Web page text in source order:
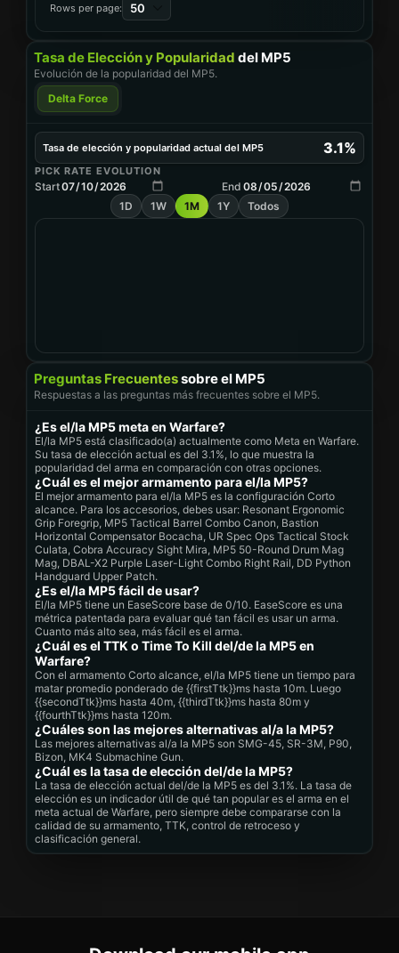
Rows per page: 50
Tasa de Elección y Popularidad del MP5
Evolución de la popularidad del MP5.
Delta Force
Tasa de elección y popularidad actual del MP5 3.1%
PICK RATE EVOLUTION
Start
End
1D
1W 1M 1Y Todos
Preguntas Frecuentessobre el MP5
Respuestas a las preguntas más frecuentes sobre el MP5.
¿Es el/la MP5 meta en Warfare?
El/la MP5 está clasificado(a) actualmente como Meta en Warfare.
Su tasa de elección actual es del 3.1%, lo que muestra la
popularidad del arma en comparación con otras opciones.
¿Cuál es el mejor armamento para el/la MP5?
El mejor armamento para el/la MP5 es la configuración Corto
alcance. Para los accesorios, debes usar: Resonant Ergonomic
Grip Foregrip, MP5 Tactical Barrel Combo Canon, Bastion
Horizontal Compensator Bocacha, UR Spec Ops Tactical Stock
Culata, Cobra Accuracy Sight Mira, MP5 50-Round Drum Mag
Mag, DBAL-X2 Purple Laser-Light Combo Right Rail, DD Python
Handguard Upper Patch.
¿Es el/la MP5 fácil de usar?
El/la MP5 tiene un EaseScore base de 0/10. EaseScore es una
métrica patentada para evaluar qué tan fácil es usar un arma.
Cuanto más alto sea, más fácil es el arma.
¿Cuál es el TTK o Time To Kill del/de la MP5 en
Warfare?
Con el armamento Corto alcance, el/la MP5 tiene un tiempo para
matar promedio ponderado de {{firstTtk}}ms hasta 10m. Luego
{{secondTtk}}ms hasta 40m, {{thirdTtk}}ms hasta 80m y
{{fourthTtk}}ms hasta 120m.
¿Cuáles son las mejores alternativas al/a la MP5?
Las mejores alternativas al/a la MP5 son SMG-45, SR-3M, P90,
Bizon, MK4 Submachine Gun.
¿Cuál es la tasa de elección del/de la MP5?
La tasa de elección actual del/de la MP5 es del 3.1%. La tasa de
elección es un indicador útil de qué tan popular es el arma en el
meta actual de Warfare, pero siempre debe compararse con la
calidad de su armamento, TTK, control de retroceso y
clasificación general.